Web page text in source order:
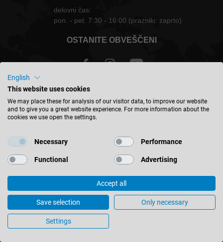
delovni čas:
pon. - pet. 7:30 - 16:00 (prazniki: zaprto)
OSTANITE OBVEŠČENI
Slovenija - slovenski
© 2026 Leitz GmbH & Co. KG
Vizitka
Kontakt
Varstvo osebnih podatkov
Splošni pogoji poslovanja
English
This website uses cookies
We may place these for analysis of our visitor data, to improve our website
and to give you a great website experience. For more information about the
cookies we use open the settings.
Necessary Performance
Functional Advertising
Accept all
Save selection Only necessary
Settings